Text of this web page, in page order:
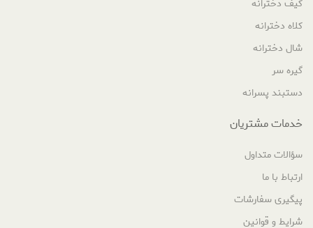
کیف دخترانه
کلاه دخترانه
شال دخترانه
گیره سر
دستبند پسرانه
خدمات مشتریان
سؤالات متداول
ارتباط با ما
پیگیری سفارشات
شرایط و قوانین